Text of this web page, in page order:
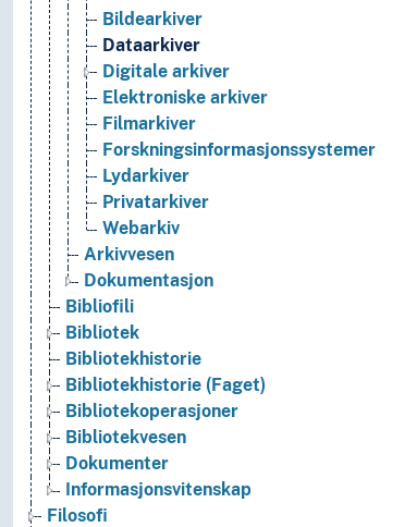
Bildearkiver
Dataarkiver
Digitale arkiver
Elektroniske arkiver
Filmarkiver
Forskningsinformasjonssystemer
Lydarkiver
Privatarkiver
Webarkiv
Arkivvesen
Dokumentasjon
Bibliofili
Bibliotek
Bibliotekhistorie
Bibliotekhistorie (Faget)
Bibliotekoperasjoner
Bibliotekvesen
Dokumenter
Informasjonsvitenskap
Filosofi